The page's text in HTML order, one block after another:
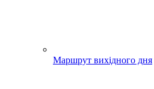
Маршрут вихідного дня